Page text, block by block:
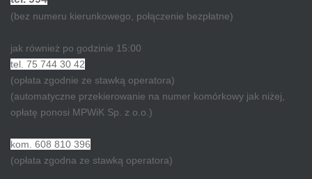
(bez numeru kierunkowego, połączenie bezpłatne)
jak również po godzinie 15:00
tel. 75 744 30 42
(opłata zgodnie ze stawką operatora)
(automatyczne przekierowanie na numer komórkowy jak niżej,
opłatę ponosi MPWiK Sp. z o.o.)
kom. 608 810 396
(opłata zgodna ze stawką operatora)